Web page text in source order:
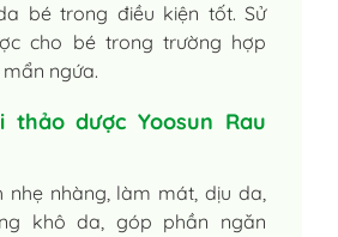
bé trong điều kiện tốt. Sử
cho bé trong trường hợp
ngứa.
thảo dược Yoosun Rau
nhẹ nhàng, làm mát, dịu da,
khô da, góp phần ngăn